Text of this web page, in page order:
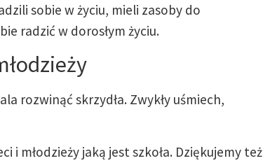
sobie w życiu, mieli zasoby do
radzić w dorosłym życiu.
rozwinąć skrzydła. Zwykły uśmiech,
i młodzieży jaką jest szkoła. Dziękujemy też